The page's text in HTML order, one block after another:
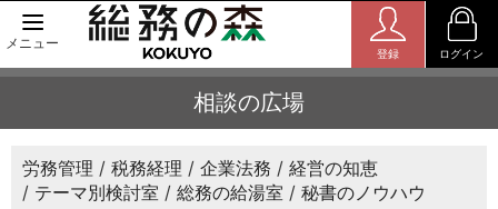
メニュー
登録 ログイン
相談の広場
労務管理 税務経理 企業法務
経営の知恵
テーマ別検討室
総務の給湯室 秘書のノウハウ